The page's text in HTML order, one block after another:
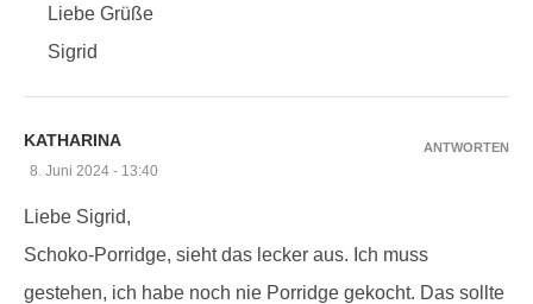
Liebe Grüße
Sigrid
KATHARINA
8. Juni 2024 - 13:40
Liebe Sigrid,
Schoko-Porridge, sieht das lecker aus. Ich muss
gestehen, ich habe noch nie Porridge gekocht. Das sollte
ANTWORTEN